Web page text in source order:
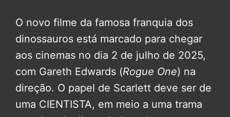
O novo filme da famosa franquia dos
dinossauros está marcado para chegar
aos cinemas no dia 2 de julho de 2025,
com Gareth Edwards (Rogue One) na
direção. O papel de Scarlett deve ser de
uma CIENTISTA, em meio a uma trama